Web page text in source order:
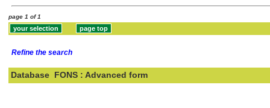
page 1 of 1
Refine the search
Database FONS : Advanced form